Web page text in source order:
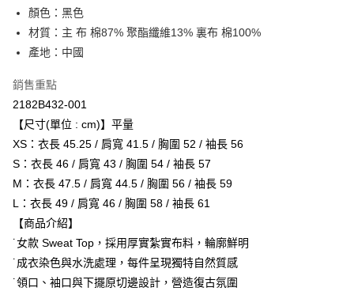
Apple Pay
ATM付款
運送方式
全家取貨付款
每筆NT$80，滿NT$6,000(含以上)免運費
付款後全家取貨
萊爾富取貨付款
每筆NT$80，滿NT$6,000(含以上)免運費
付款後萊爾富取貨
每筆NT$80，滿NT$6,000(含以上)免運費
顏色：黑色
材質：主 布 棉87% 聚酯纖維13% 裏布 棉100%
產地：中國
銷售重點
2182B432-001
【尺寸(單位 : cm)】平量
XS：衣長 45.25 / 肩寬 41.5 / 胸圍 52 / 袖長 56
S：衣長 46 / 肩寬 43 / 胸圍 54 / 袖長 57
M：衣長 47.5 / 肩寬 44.5 / 胸圍 56 / 袖長 59
L：衣長 49 / 肩寬 46 / 胸圍 58 / 袖長 61
【商品介紹】
˙女款 Sweat Top，採用厚實紮實布料，輪廓鮮明
˙成衣染色與水洗處理，每件呈現獨特自然質感
˙領口、袖口與下擺原切邊設計，營造復古氛圍